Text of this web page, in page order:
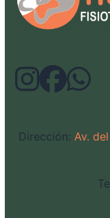
Dirección: Av.